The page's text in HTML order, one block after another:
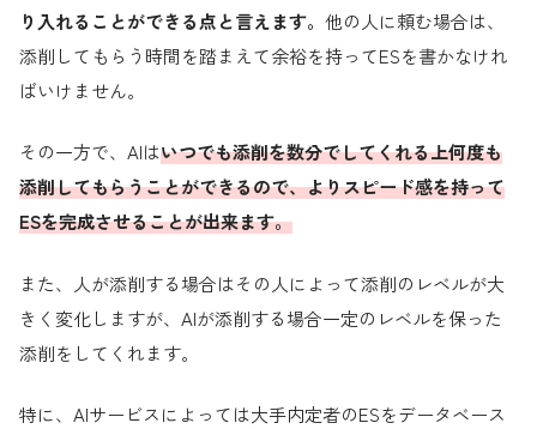
り入れることができる点と言えます。 他の人に頼む場合は、
添削してもらう時間を踏まえて余裕を持ってESを書かなけれ
ばいけません。
その一方で、AIはいつでも添削を数分でしてくれる上何度も
添削してもらうことができるので、よりスピード感を持って
ESを完成させることが出来ます。
また、人が添削する場合はその人によって添削のレベルが大
きく変化しますが、AIが添削する場合一定のレベルを保った
添削をしてくれます。
特に、AIサービスによっては大手内定者のESをデータベース